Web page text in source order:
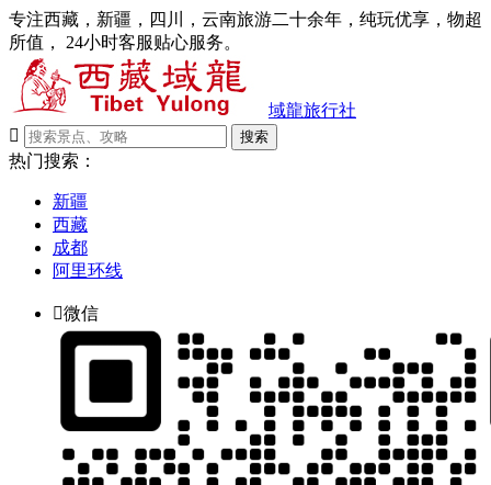
专注西藏，新疆，四川，云南旅游二十余年，纯玩优享，物超
所值， 24小时客服贴心服务。
域龍旅行社

搜索
热门搜索：
新疆
西藏
成都
阿里环线
微信